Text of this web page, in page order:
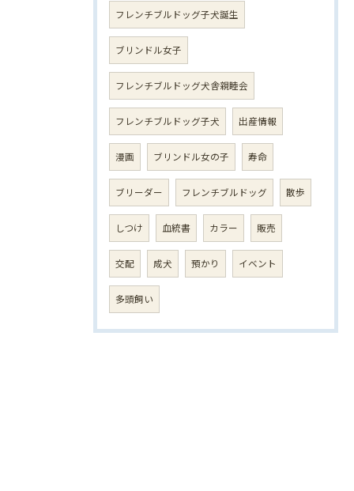
フレンチブルドッグ子犬誕生
ブリンドル女子
フレンチブルドッグ犬舎親睦会
フレンチブルドッグ子犬 出産情報
漫画 ブリンドル女の子 寿命
ブリーダー フレンチブルドッグ 散歩
しつけ 血統書 カラー 販売
交配 成犬 預かり イベント
多頭飼い